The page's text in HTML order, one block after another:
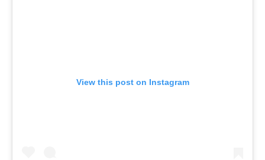
View this post on Instagram